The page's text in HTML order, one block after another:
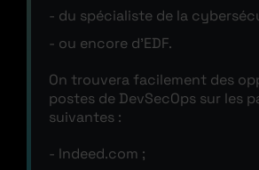
du spécialiste de la
ou encore d’EDF.
On trouvera facilement des
postes de DevSecOps sur les
suivantes :
Indeed.com ;